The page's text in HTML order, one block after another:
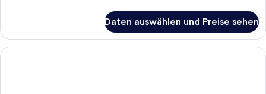
Mehrere
Betten
Daten auswählen und Preise sehen